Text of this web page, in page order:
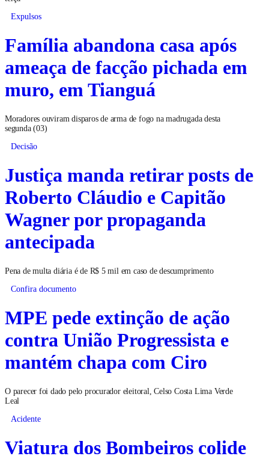
Expulsos
Família abandona casa após
ameaça de facção pichada em
muro, em Tianguá
Moradores ouviram disparos de arma de fogo na madrugada desta
segunda (03)
Decisão
Justiça manda retirar posts de
Roberto Cláudio e Capitão
Wagner por propaganda
antecipada
Pena de multa diária é de R$ 5 mil em caso de descumprimento
Confira documento
MPE pede extinção de ação
contra União Progressista e
mantém chapa com Ciro
O parecer foi dado pelo procurador eleitoral, Celso Costa Lima Verde
Leal
Acidente
Viatura dos Bombeiros colide